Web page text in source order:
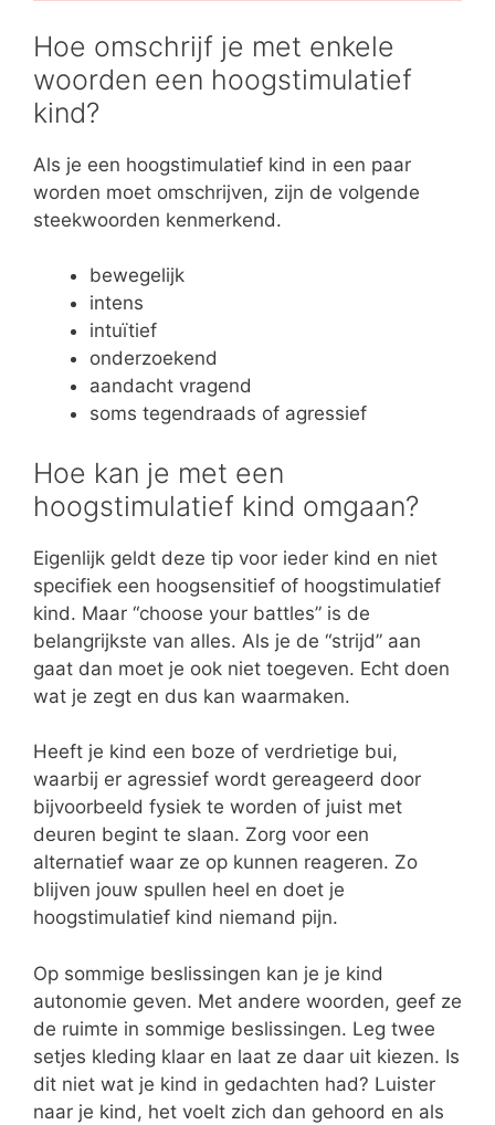
Hoe omschrijf je met enkele
woorden een hoogstimulatief
kind?
Als je een hoogstimulatief kind in een paar
worden moet omschrijven, zijn de volgende
steekwoorden kenmerkend.
bewegelijk
intens
intuïtief
onderzoekend
aandacht vragend
soms tegendraads of agressief
Hoe kan je met een
hoogstimulatief kind omgaan?
Eigenlijk geldt deze tip voor ieder kind en niet
specifiek een hoogsensitief of hoogstimulatief
kind. Maar “choose your battles” is de
belangrijkste van alles. Als je de “strijd” aan
gaat dan moet je ook niet toegeven. Echt doen
wat je zegt en dus kan waarmaken.
Heeft je kind een boze of verdrietige bui,
waarbij er agressief wordt gereageerd door
bijvoorbeeld fysiek te worden of juist met
deuren begint te slaan. Zorg voor een
alternatief waar ze op kunnen reageren. Zo
blijven jouw spullen heel en doet je
hoogstimulatief kind niemand pijn.
Op sommige beslissingen kan je je kind
autonomie geven. Met andere woorden, geef ze
de ruimte in sommige beslissingen. Leg twee
setjes kleding klaar en laat ze daar uit kiezen. Is
dit niet wat je kind in gedachten had? Luister
naar je kind, het voelt zich dan gehoord en als